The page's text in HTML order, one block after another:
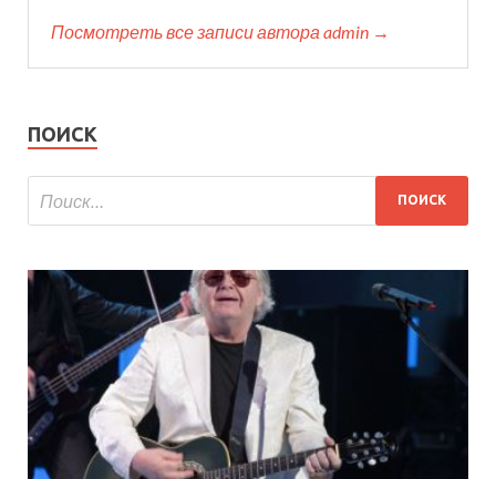
Посмотреть все записи автора admin →
ПОИСК